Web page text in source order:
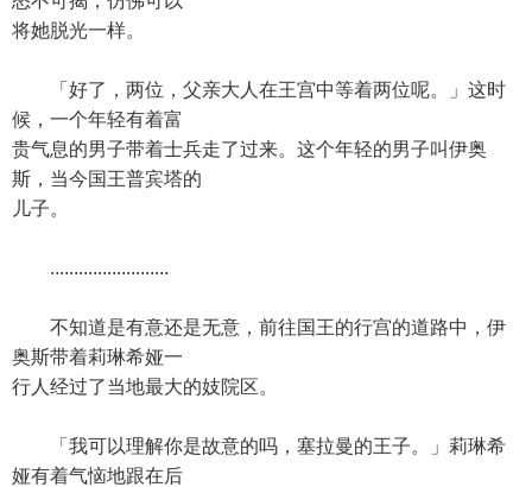
将她脱光一样。
「好了，两位，父亲大人在王宫中等着两位呢。」这时
候，一个年轻有着富
贵气息的男子带着士兵走了过来。这个年轻的男子叫伊奥
斯，当今国王普宾塔的
儿子。
.........................
不知道是有意还是无意，前往国王的行宫的道路中，伊
奥斯带着莉琳希娅一
行人经过了当地最大的妓院区。
「我可以理解你是故意的吗，塞拉曼的王子。」莉琳希
娅有着气恼地跟在后